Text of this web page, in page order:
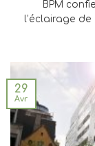
BPM
l’éclairage de
29
Avr